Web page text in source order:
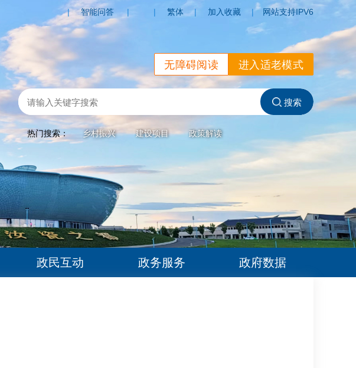
| 智能问答 | | 繁体 | 加入收藏 | 网站支持IPV6
进入适老模式
无障碍阅读
热门搜索： 乡村振兴 建设项目 政策解读
政民互动 政务服务 政府数据